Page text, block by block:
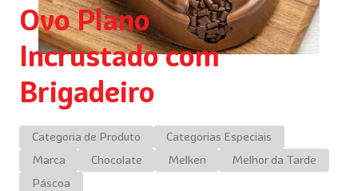
Ovo Plano
Incrustado com
Brigadeiro
Categoria de Produto
Categorias Especiais
Marca
Chocolate Melken
Melhor da Tarde
Páscoa